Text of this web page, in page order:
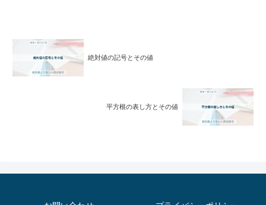
絶対値の記号とその値
平方根の表し方とその値